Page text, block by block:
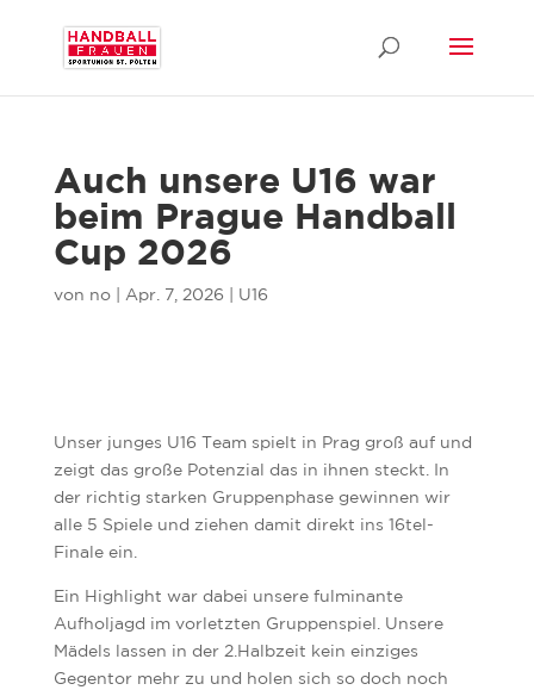
Auch unsere U16 war
beim Prague Handball
Cup 2026
von no| Apr. 7, 2026 U16
Unser junges U16 Team spielt in Prag groß auf und
zeigt das große Potenzial das in ihnen steckt. In
der richtig starken Gruppenphase gewinnen wir
alle 5 Spiele und ziehen damit direkt ins 16tel-
Finale ein.
Ein Highlight war dabei unsere fulminante
Aufholjagd im vorletzten Gruppenspiel. Unsere
Mädels lassen in der 2.Halbzeit kein einziges
Gegentor mehr zu und holen sich so doch noch